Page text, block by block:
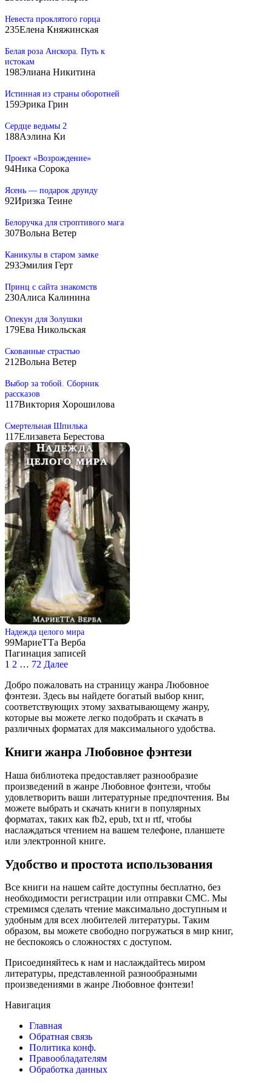
Невеста проклятого горца
235Елена Княжинская
Белая роза Анскора. Путь к
истокам
198Элиана Никитина
Истинная из страны оборотней
159Эрика Грин
Сердце ведьмы 2
188Аэлина Ки
Проект «Возрождение»
94Ника Сорока
Ясень — подарок друиду
92Иризка Теине
Белоручка для строптивого мага
307Вольна Ветер
Каникулы в старом замке
293Эмилия Герт
Принц с сайта знакомств
230Алиса Калинина
Опекун для Золушки
179Ева Никольская
Скованные страстью
212Вольна Ветер
Выбор за тобой. Сборник
рассказов
117Виктория Хорошилова
Смертельная Шпилька
117Елизавета Берестова
Надежда целого мира
99МариеТТа Верба
Пагинация записей
1 2 … 72 Далее
Добро пожаловать на страницу жанра Любовное
фэнтези. Здесь вы найдете богатый выбор книг,
соответствующих этому захватывающему жанру,
которые вы можете легко подобрать и скачать в
различных форматах для максимального удобства.
Книги жанра Любовное фэнтези
Наша библиотека предоставляет разнообразие
произведений в жанре Любовное фэнтези, чтобы
удовлетворить ваши литературные предпочтения. Вы
можете выбрать и скачать книги в популярных
форматах, таких как fb2, epub, txt и rtf, чтобы
наслаждаться чтением на вашем телефоне, планшете
или электронной книге.
Удобство и простота использования
Все книги на нашем сайте доступны бесплатно, без
необходимости регистрации или отправки СМС. Мы
стремимся сделать чтение максимально доступным и
удобным для всех любителей литературы. Таким
образом, вы можете свободно погружаться в мир книг,
не беспокоясь о сложностях с доступом.
Присоединяйтесь к нам и наслаждайтесь миром
литературы, представленной разнообразными
произведениями в жанре Любовное фэнтези!
Навигация
Главная
Обратная связь
Политика конф.
Правообладателям
Обработка данных